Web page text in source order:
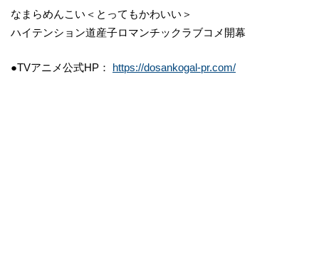
なまらめんこい＜とってもかわいい＞
ハイテンション道産子ロマンチックラブコメ開幕
●TVアニメ公式HP： https://dosankogal-pr.com/